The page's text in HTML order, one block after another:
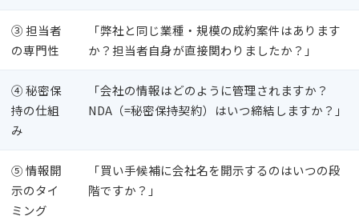
③ 担当者
の専門性
「弊社と同じ業種・規模の成約案件はあります
か？担当者自身が直接関わりましたか？」
④ 秘密保
持の仕組
み
「会社の情報はどのように管理されますか？
NDA（=秘密保持契約）はいつ締結しますか？」
⑤ 情報開
示のタイ
ミング
「買い手候補に会社名を開示するのはいつの段
階ですか？」